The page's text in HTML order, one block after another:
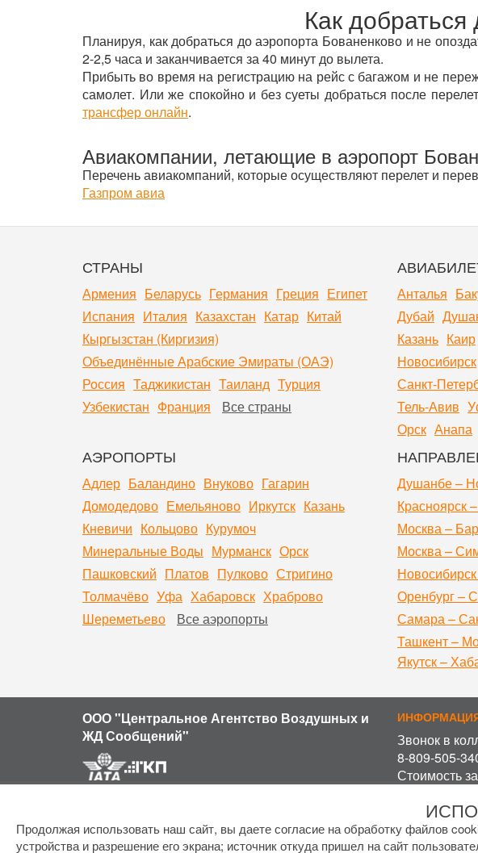
Как
Планируя, как добраться до аэропорта Бованенково и не
2-2,5 часа и заканчивается за 40 минут до вылета.
Прибыть во время на регистрацию на рейс с багажом и не
самолет. Или же спокойно и без суеты добраться после
трансфер онлайн.
Авиакомпании, летающие в аэропорт
Перечень авиакомпаний, которые осуществляют перелет и
Газпром авиа
СТРАНЫ
Армения Беларусь Германия Греция Египет
Испания Италия Казахстан Катар Китай
Кыргызстан (Киргизия)
Объединённые Арабские Эмираты (ОАЭ)
Россия Таджикистан Таиланд Турция
Узбекистан Франция Все страны
Анталья
Дубай
Казань Каир
Новосибирск
Санкт-
Тель-Авив
Орск Анапа
АЭРОПОРТЫ
Адлер Баландино Внуково Гагарин
Домодедово Емельяново Иркутск Казань
Кневичи Кольцово Курумоч
Минеральные Воды Мурманск Орск
Пашковский Платов Пулково Стригино
Толмачёво Уфа Хабаровск Храброво
Шереметьево
Все аэропорты
Душанбе –
Красноярск
Москва –
Москва –
Оренбург –
Самара –
Ташкент –
Якутск –
ООО "Центральное Агентство Воздушных и
ЖД Сообщений"
Звонок в
8-809-505-
Стоимость
оператора
График
Продолжая использовать наш сайт, вы даете согласие на обработку файлов
устройства и разрешение его экрана; источник откуда пришел на сайт